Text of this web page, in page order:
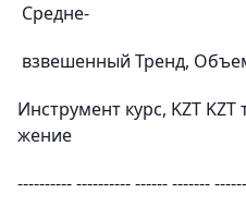
Средне-
взвешенный Тренд,
Инструмент курс, KZT
жение
---------- ---------- ------ -------